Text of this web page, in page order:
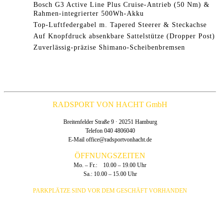
Bosch G3 Active Line Plus Cruise-Antrieb (50 Nm) &
Rahmen-integrierter 500Wh-Akku
Top-Luftfedergabel m. Tapered Steerer & Steckachse
Auf Knopfdruck absenkbare Sattelstütze (Dropper Post)
Zuverlässig-präzise Shimano-Scheibenbremsen
RADSPORT VON HACHT GmbH
Breitenfelder Straße 9 · 20251 Hamburg
Telefon 040 4806040
E-Mail office@radsportvonhacht.de
ÖFFNUNGSZEITEN
Mo. – Fr.: 10.00 – 19.00 Uhr
Sa.: 10.00 – 15.00 Uhr
PARKPLÄTZE SIND VOR DEM GESCHÄFT VORHANDEN